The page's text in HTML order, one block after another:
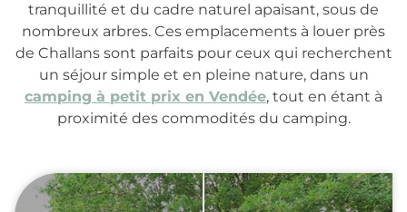
tranquillité et du cadre naturel apaisant, sous de
nombreux arbres. Ces emplacements à louer près
de Challans sont parfaits pour ceux qui recherchent
un séjour simple et en pleine nature, dans un
camping à petit prix en Vendée, tout en étant à
proximité des commodités du camping.